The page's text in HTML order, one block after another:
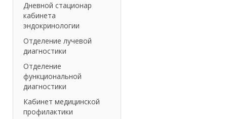
Дневной стационар
кабинета
эндокринологии
Отделение лучевой
диагностики
Отделение
функциональной
диагностики
Кабинет медицинской
профилактики